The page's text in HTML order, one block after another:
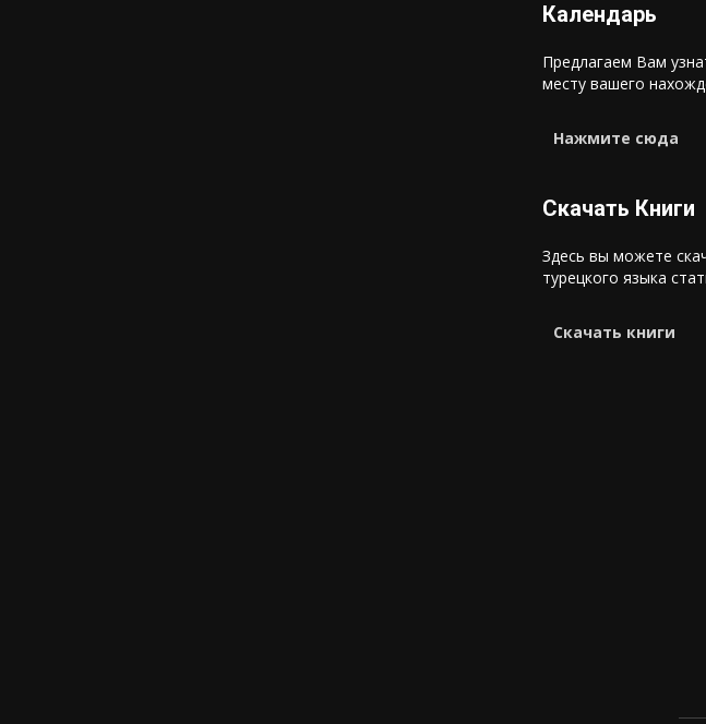
Календарь
Предлагаем Вам
месту вашего
Нажмите сюда
Скачать Книги
Здесь вы можете
турецкого языка
Cкачать книги